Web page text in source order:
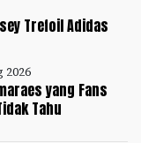
Trefoil Adidas
2026
yang Fans
Tahu